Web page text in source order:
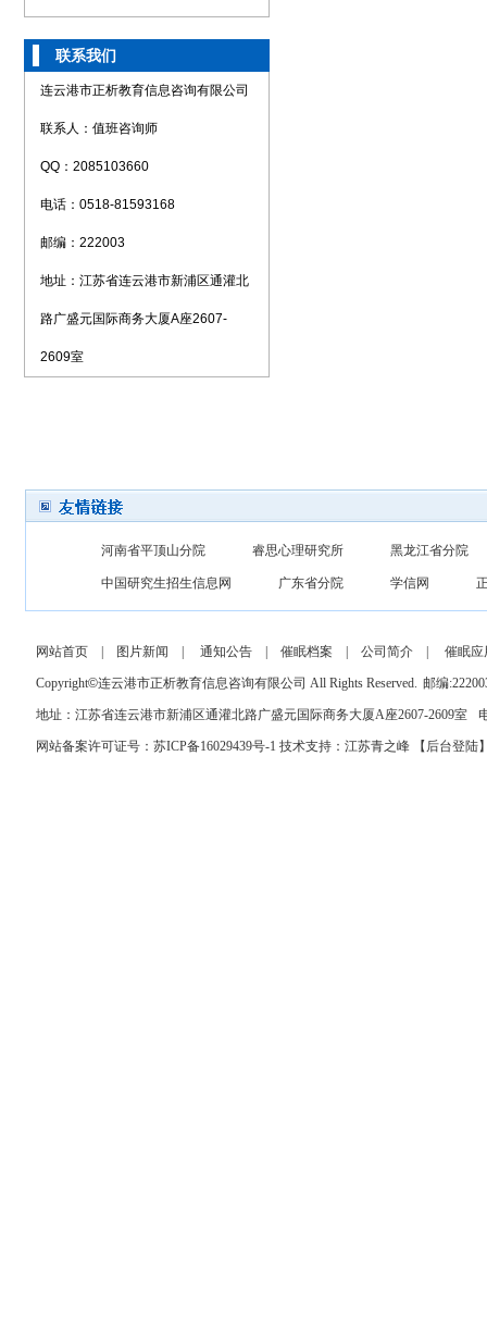
联系我们
连云港市正析教育信息咨询有限公司
联系人：值班咨询师
QQ：2085103660
电话：0518-81593168
邮编：222003
地址：江苏省连云港市新浦区通灌北
路广盛元国际商务大厦A座2607-
2609室
河南省平顶山分院 睿思心理研究所 黑龙江省分院
中国研究生招生信息网 广东省分院 学信网
网站首页| 图片新闻 通知公告| 催眠档案 公司简介| 催眠应
Copyright©连云港市正析教育信息咨询有限公司 All Rights Reserved. 邮编
地址：江苏省连云港市新浦区通灌北路广盛元国际商务大厦A座2607-2609室
网站备案许可证号：苏ICP备16029439号-1 技术支持： 江苏青之峰 【 后台登陆